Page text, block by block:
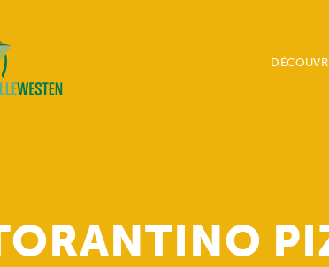
Redange
Saeul